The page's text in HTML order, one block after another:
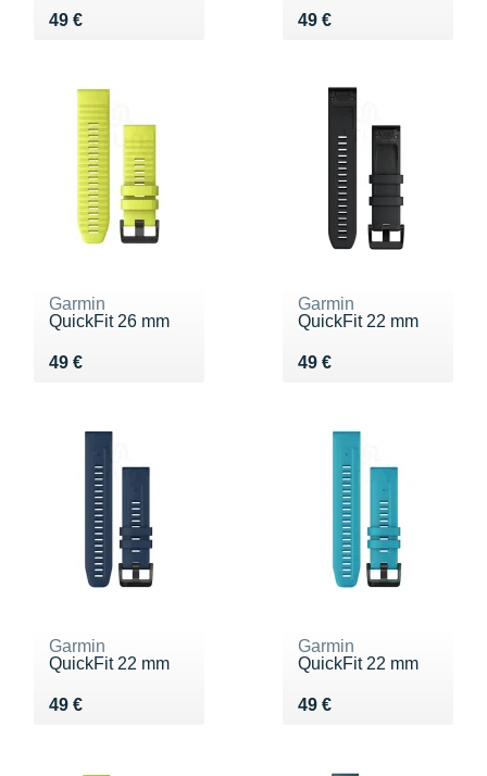
49 €
Vendu 49 € 49 €
Vendu 49 €
Garmin
QuickFit 26 mm
49 €
Vendu 49 €
Garmin
QuickFit 22 mm
49 €
Vendu 49 €
Garmin
QuickFit 22 mm
49 €
Vendu 49 €
Garmin
QuickFit 22 mm
49 €
Vendu 49 €